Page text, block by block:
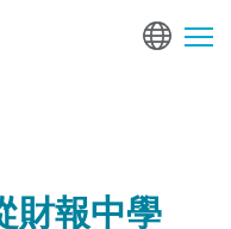
財報中學